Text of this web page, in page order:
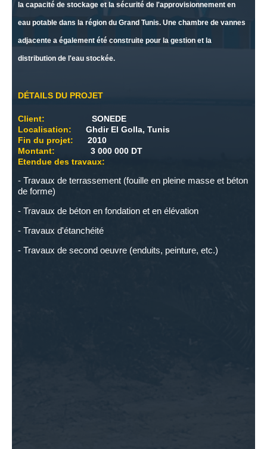
la capacité de stockage et la sécurité de l'approvisionnement en
eau potable dans la région du Grand Tunis. Une chambre de vannes
adjacente a également été construite pour la gestion et la
distribution de l'eau stockée.
DÉTAILS DU PROJET
Client:
SONEDE
Localisation:
Ghdir El Golla, Tunis
Fin du projet:
2010
Montant:
3 000 000 DT
Etendue des travaux:
- Travaux de terrassement (fouille en pleine masse et béton
de forme)
- Travaux de béton en fondation et en élévation
- Travaux d'étanchéité
- Travaux de second oeuvre (enduits, peinture, etc.)